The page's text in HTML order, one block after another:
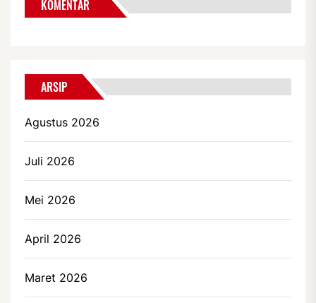
KOMENTAR
ARSIP
Agustus 2026
Juli 2026
Mei 2026
April 2026
Maret 2026